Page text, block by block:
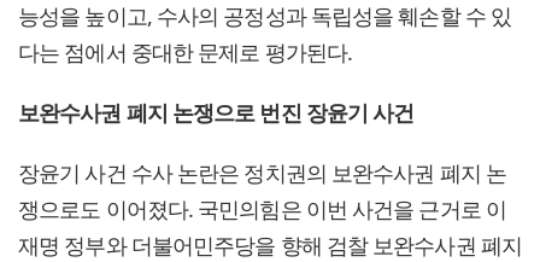
능성을 높이고, 수사의 공정성과 독립성을 훼손할 수 있
다는 점에서 중대한 문제로 평가된다.
보완수사권 폐지 논쟁으로 번진 장윤기 사건
장윤기 사건 수사 논란은 정치권의 보완수사권 폐지 논
쟁으로도 이어졌다. 국민의힘은 이번 사건을 근거로 이
재명 정부와 더불어민주당을 향해 검찰 보완수사권 폐지